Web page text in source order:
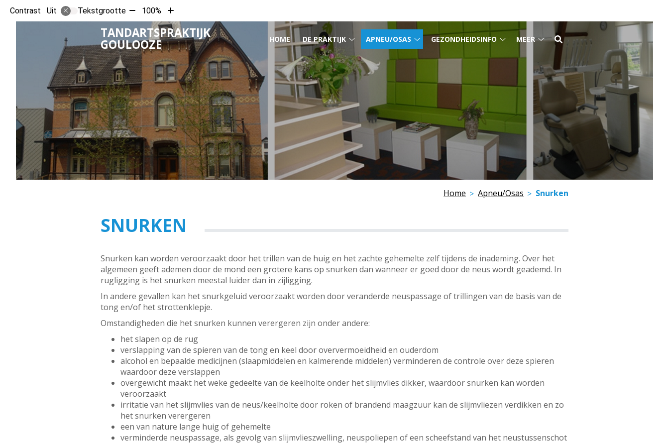
Contrast Uit Tekstgrootte Tekst
verkleinen
met
10%
100%
Tekst
vergroten
met
10%
TANDARTSPRAKTIJK
GOULOOZE HOOFDMENU
HOME DE PRAKTIJK
De
praktijk
submenu
APNEU/OSAS
Apneu/Osas
submenu
GEZONDHEIDSINFO
Gezondheidsinfo
submenu
MEER
Meer
submenu
Home Apneu/Osas Snurken
SNURKEN
Snurken kan worden veroorzaakt door het trillen van de huig en het zachte gehemelte zelf tijdens de inademing. Over het
algemeen geeft ademen door de mond een grotere kans op snurken dan wanneer er goed door de neus wordt geademd. In
rugligging is het snurken meestal luider dan in zijligging.
In andere gevallen kan het snurkgeluid veroorzaakt worden door veranderde neuspassage of trillingen van de basis van de
tong en/of het strottenklepje.
Omstandigheden die het snurken kunnen verergeren zijn onder andere:
het slapen op de rug
verslapping van de spieren van de tong en keel door oververmoeidheid en ouderdom
alcohol en bepaalde medicijnen (slaapmiddelen en kalmerende middelen) verminderen de controle over deze spieren
waardoor deze verslappen
overgewicht maakt het weke gedeelte van de keelholte onder het slijmvlies dikker, waardoor snurken kan worden
veroorzaakt
irritatie van het slijmvlies van de neus/keelholte door roken of brandend maagzuur kan de slijmvliezen verdikken en zo
het snurken verergeren
een van nature lange huig of gehemelte
verminderde neuspassage, als gevolg van slijmvlieszwelling, neuspoliepen of een scheefstand van het neustussenschot